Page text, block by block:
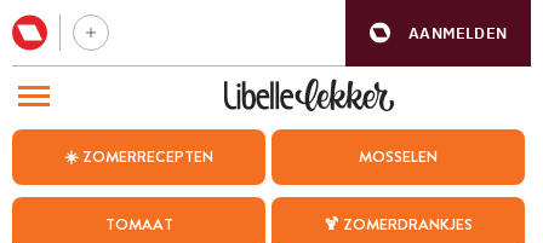
AANMELDEN
☀️ ZOMERRECEPTEN MOSSELEN
TOMAAT 🍹 ZOMERDRANKJES
BEZOEK ONZE ANDERE WEBSITES